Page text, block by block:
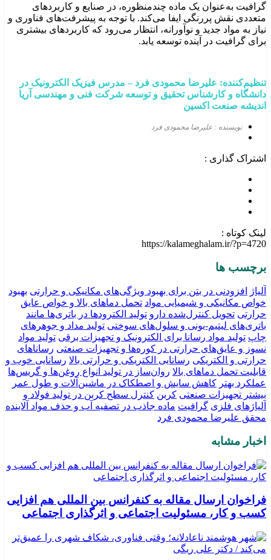
گرافیت به‌عنوان یک ماده چندمنظوره، در صنایع و کاربردهای
متعددی نقش پررنگی ایفا می‌کند. با توجه به پیشرفت‌های فناوری و
نیاز به مواد جدید و نوآورانه، انتظار می‌رود که کاربردهای بیشتری
برای گرافیت در آینده توسعه یابد.
تنظیم‌کننده: علیرضا محمودی فرد – مدرس فیزیک الکترونیک در
دانشگاه و کارشناس تحقیق و توسعه شرکت فنی و مهندسی آریا
اندیشه صنعت اکسین
نویسنده : علیرضا محمودی فرد
اشتراک گذاری :
لینک کوتاه :
https://kalameghalam.ir/?p=4720
برچسب ها
آلیاژ افزودنی در بتن برای بهبود ویژگی‌های مکانیکی و حرارتی بهبود
خواص مکانیکی و شیمیایی مواد تحمل دماهای بالا و خواص عایق
حرارتی تحویل کنترل‌شده دارو تولید الکترودها در باتری‌ها مانند
باتری‌های لیتیم-یونی و سلول‌های سوختی تولید مداد و جوهرهای
چاپ تولید مواد رسانا برای الکترونیک و تجهیزات برقی تولید مواد
نسوز و عایق‌های حرارتی در کوره‌ها و تجهیزات صنعتی رساناهای
حرارتی و الکتریکی رسانایی الکتریکی و حرارتی بالا رسانایی خوب و
قابلیت تحمل دماهای بالا روان‌ساز در تولید انواع روغن‌ها و گریس‌ها
عملکرد بهتر کاهش سایش و اصطکاک در ماشین‌آلات و طول عمر
بیشتر تجهیزات صنعتی کربن کنترل سطح کربن در تولید فولاد و
آلیاژهای فلزی گرافیت ماده جاذب در تصفیه آب و حذف مواد آلاینده
محقق علیرضا محمودی فرد
اخبار مشابه
فراخوان ارسال مقاله به کنفرانس بین المللی هم افزایی
کسب و کار، مسئولیت اجتماعی و اثرگذاری اجتماعی